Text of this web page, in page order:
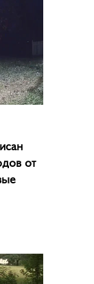
от